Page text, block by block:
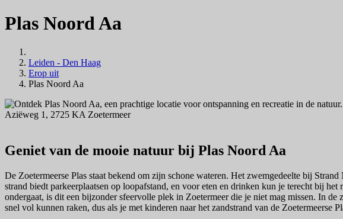
Plas Noord Aa
Leiden - Den Haag
Erop uit
Plas Noord Aa
Aziëweg 1, 2725 KA Zoetermeer
Geniet van de mooie natuur bij Plas Noord Aa
De Zoetermeerse Plas staat bekend om zijn schone wateren. Het zwemgedeelte bij
strand biedt parkeerplaatsen op loopafstand, en voor eten en drinken kun je terecht bij
ondergaat, is dit een bijzonder sfeervolle plek in Zoetermeer die je niet mag missen. In
snel vol kunnen raken, dus als je met kinderen naar het zandstrand van de Zoetermeerse